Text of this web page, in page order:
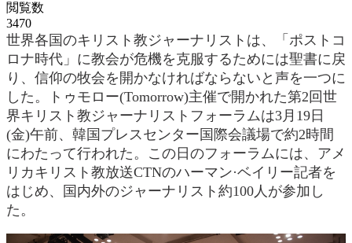
閲覧数
3470
世界各国のキリスト教ジャーナリストは、「ポストコ
ロナ時代」に教会が危機を克服するためには聖書に戻
り、信仰の牧会を開かなければならないと声を一つに
した。トゥモロー(Tomorrow)主催で開かれた第2回世
界キリスト教ジャーナリストフォーラムは3月19日
(金)午前、韓国プレスセンター国際会議場で約2時間
にわたって行われた。この日のフォーラムには、アメ
リカキリスト教放送CTNのハーマン·ベイリー記者を
はじめ、国内外のジャーナリスト約100人が参加し
た。